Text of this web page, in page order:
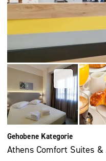
Gehobene Kategorie
Athens Comfort Suites